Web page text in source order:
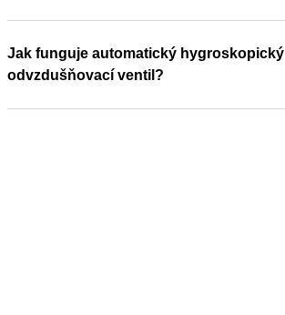
Jak funguje automatický hygroskopický
odvzdušňovací ventil?